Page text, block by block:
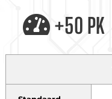
+50 PK